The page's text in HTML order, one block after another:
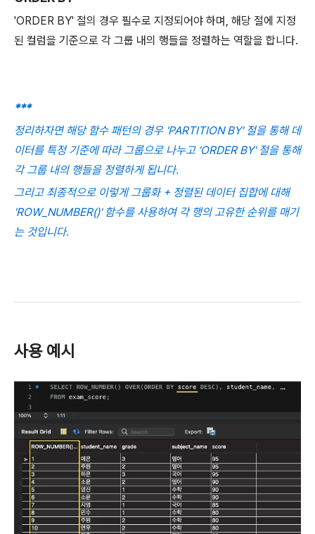
'ORDER BY' 절의 경우 필수로 지정되어야 하며, 해당 절에 지정
된 컬럼을 기준으로 각 그룹 내의 행들을 정렬하는 역할을 합니다.
***
정리하자면 해당 함수 패턴의 경우 'PARTITION BY' 절을 통해 데
이터를 특정 기준에 따라 그룹으로 나누고 'ORDER BY' 절을 통해
각 그룹 내의 행들을 정렬하게 됩니다.
그리고 최종적으로 이렇게 그룹화 + 정렬된 데이터 집합에 대해
'ROW_NUMBER()' 함수를 사용하여 각 행의 고유한 순위를 매기
는 것입니다.
사용 예시